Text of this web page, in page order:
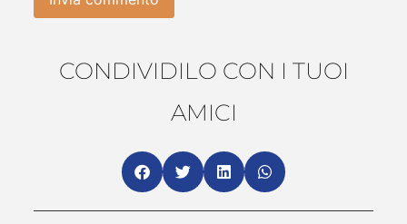
CONDIVIDILO CON I TUOI
AMICI